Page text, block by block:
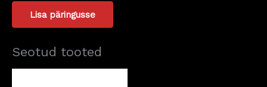
Lisa päringusse
Seotud tooted